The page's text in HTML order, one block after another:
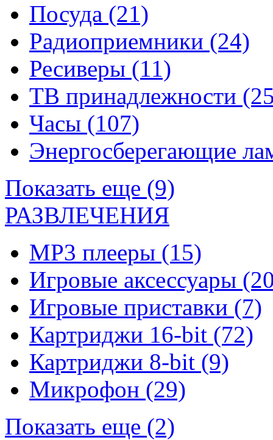
Посуда (21)
Радиоприемники (24)
Ресиверы (11)
ТВ принадлежности
Часы (107)
Энергосберегающие
Показать еще (9)
РАЗВЛЕЧЕНИЯ
MP3 плееры (15)
Игровые аксессуары
Игровые приставки (7)
Картриджи 16-bit (72)
Картриджи 8-bit (9)
Микрофон (29)
Показать еще (2)